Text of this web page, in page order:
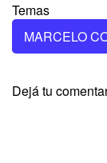
Temas
MARCELO
Dejá tu